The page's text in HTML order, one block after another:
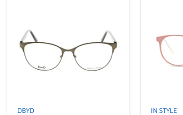
DBYD IN STYLE